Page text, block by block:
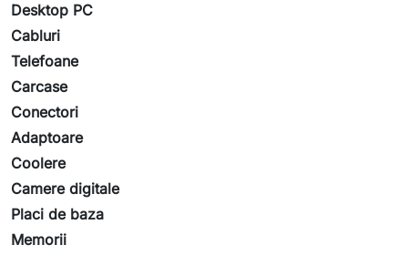
Desktop PC
Cabluri
Telefoane
Carcase
Conectori
Adaptoare
Coolere
Camere digitale
Placi de baza
Memorii